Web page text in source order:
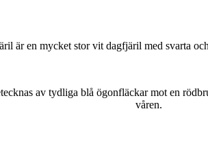
är en mycket stor vit dagfjäril med svarta
av tydliga blå ögonfläckar mot en
våren.